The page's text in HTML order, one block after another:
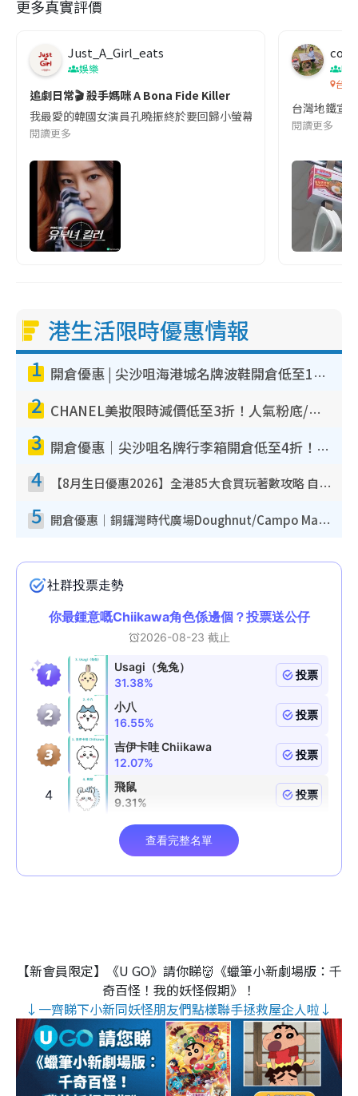
更多真實評價
Just_A_Girl_eats
娛樂
追劇日常🎬 殺手媽咪 A Bona Fide Killer
我最愛的韓國女演員孔曉振終於要回歸小螢幕啦!這次的劇本改編
閱讀更多
co
吹
台灣
台灣地鐵宣
閱讀更多
港生活限時優惠情報
1 開倉優惠 | 尖沙咀海港城名牌波鞋開倉低至1折！On鞋$899起／Joy&Peace鞋履$98起
2 CHANEL美妝限時減價低至3折！人氣粉底/唇膏/精華液低至$275！COCO香水都有平
3 開倉優惠｜尖沙咀名牌行李箱開倉低至4折！一連5日 American Tourister/ace./Hallmark $200起！
4 【8月生日優惠2026】全港85大食買玩著數攻略 自助餐/火鍋放題同行免費＋誠品/DONKI送現金券
5 開倉優惠｜銅鑼灣時代廣場Doughnut/Campo Marzio開倉低至1折！背囊、書包、手袋劈價$200起
【新會員限定】《U GO》請你睇👹《蠟筆小新劇場版：千
奇百怪！我的妖怪假期》！
↓一齊睇下小新同妖怪朋友們點樣聯手拯救屋企人啦↓